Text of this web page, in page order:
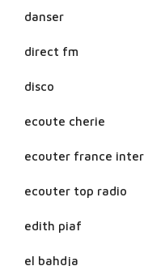
danser
direct fm
disco
ecoute cherie
ecouter france inter
ecouter top radio
edith piaf
el bahdja